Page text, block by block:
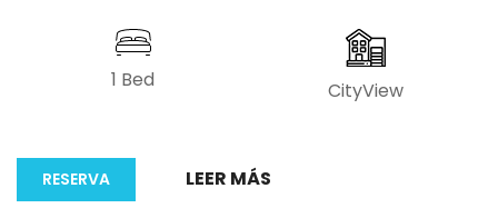
1 Bed CityView
RESERVA LEER MÁS